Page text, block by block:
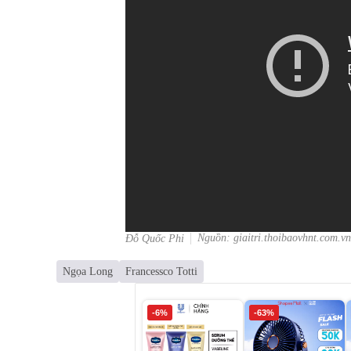
Đỗ Quốc Phi Nguồn: giaitri.thoibaovhnt.com.vn
Ngọa Long Francessco Totti
-6% -63%